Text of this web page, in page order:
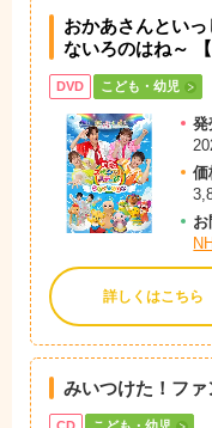
おかあさんとい
ないろのはね～ 【
DVD こども・幼児
発
価
詳しくはこちら
みいつけた！ファ